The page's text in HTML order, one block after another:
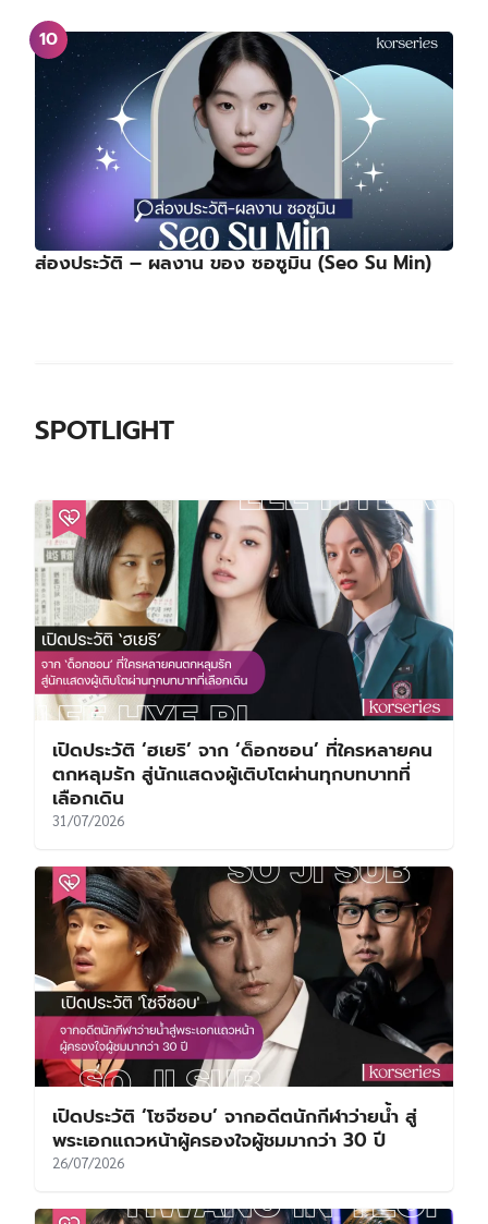
ส่องประวัติ – ผลงาน ของ ซอซูมิน (Seo Su Min)
SPOTLIGHT
เปิดประวัติ ‘ฮเยริ’ จาก ‘ด็อกซอน’ ที่ใครหลายคน
ตกหลุมรัก สู่นักแสดงผู้เติบโตผ่านทุกบทบาทที่
เลือกเดิน
31/07/2026
เปิดประวัติ ‘โซจีซอบ’ จากอดีตนักกีฬาว่ายน้ำ สู่
พระเอกแถวหน้าผู้ครองใจผู้ชมมากว่า 30 ปี
26/07/2026